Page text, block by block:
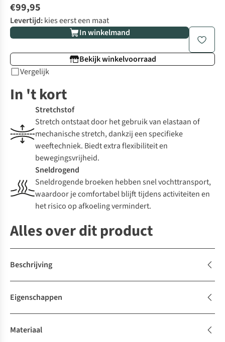
€99,95
Levertijd:kies eerst een maat
In winkelmand
Bekijk winkelvoorraad
Vergelijk
In 't kort
Stretchstof
Stretch ontstaat door het gebruik van elastaan of
mechanische stretch, dankzij een specifieke
weeftechniek. Biedt extra flexibiliteit en
bewegingsvrijheid.
Sneldrogend
Sneldrogende broeken hebben snel vochttransport,
waardoor je comfortabel blijft tijdens activiteiten en
het risico op afkoeling vermindert.
Alles over dit product
Beschrijving
Eigenschappen
Materiaal